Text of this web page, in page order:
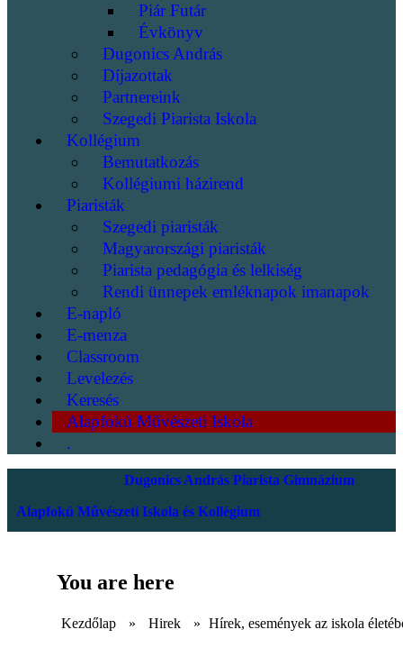
Piár Futár
Évkönyv
Dugonics András
Díjazottak
Partnereink
Szegedi Piarista Iskola
Kollégium
Bemutatkozás
Kollégiumi házirend
Piaristák
Szegedi piaristák
Magyarországi piaristák
Piarista pedagógia és lelkiség
Rendi ünnepek emléknapok imanapok
E-napló
E-menza
Classroom
Levelezés
Keresés
Alapfokú Művészeti Iskola
.
Dugonics András Piarista Gimnázium
Alapfokú Művészeti Iskola és Kollégium
You are here
Kezdőlap » Hirek » Hírek, események az iskola